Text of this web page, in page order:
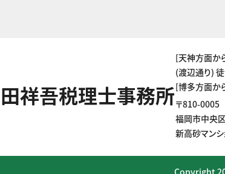
祥吾税理⼠事務所
[天神方面か
(渡辺通り)
[博多方面か
〒810-0005
福岡市中央
新⾼砂マンシ
Copyright